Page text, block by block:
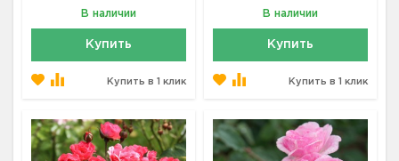
В наличии
Купить
Купить в 1 клик
В наличии
Купить
Купить в 1 клик